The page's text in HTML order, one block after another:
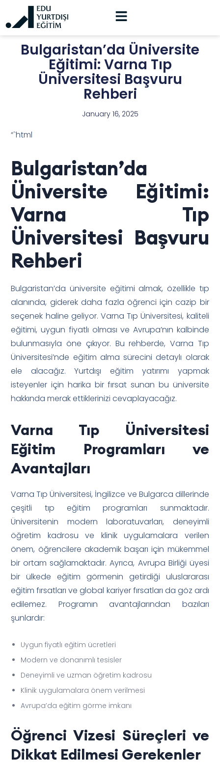
Bulgaristan’da Üniversite
Eğitimi: Varna Tıp
Üniversitesi Başvuru
Rehberi
January 16, 2025
“`html
Bulgaristan’da
Üniversite Eğitimi:
Varna Tıp
Üniversitesi Başvuru
Rehberi
Bulgaristan’da üniversite eğitimi almak, özellikle tıp
alanında, giderek daha fazla öğrenci için cazip bir
seçenek haline geliyor. Varna Tıp Üniversitesi, kaliteli
eğitimi, uygun fiyatlı olması ve Avrupa’nın kalbinde
bulunmasıyla öne çıkıyor. Bu rehberde, Varna Tıp
Üniversitesi’nde eğitim alma sürecini detaylı olarak
ele alacağız. Yurtdışı eğitim yatırımı yapmak
isteyenler için harika bir fırsat sunan bu üniversite
hakkında merak ettiklerinizi cevaplayacağız.
Varna Tıp Üniversitesi
Eğitim Programları ve
Avantajları
Varna Tıp Üniversitesi, İngilizce ve Bulgarca dillerinde
çeşitli tıp eğitim programları sunmaktadır.
Üniversitenin modern laboratuvarları, deneyimli
öğretim kadrosu ve klinik uygulamalara verilen
önem, öğrencilere akademik başarı için mükemmel
bir ortam sağlamaktadır. Ayrıca, Avrupa Birliği üyesi
bir ülkede eğitim görmenin getirdiği uluslararası
eğitim fırsatları ve global kariyer fırsatları da göz ardı
edilemez. Programın avantajlarından bazıları
şunlardır:
Uygun fiyatlı eğitim ücretleri
Modern ve donanımlı tesisler
Deneyimli ve uzman öğretim kadrosu
Klinik uygulamalara önem verilmesi
Avrupa’da eğitim görme imkanı
Öğrenci Vizesi Süreçleri ve
Dikkat Edilmesi Gerekenler